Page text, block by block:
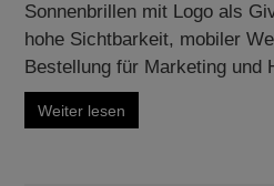
Sonnenbrillen mit Logo als
hohe Sichtbarkeit, mobiler
Bestellung für Marketing und
Weiter lesen